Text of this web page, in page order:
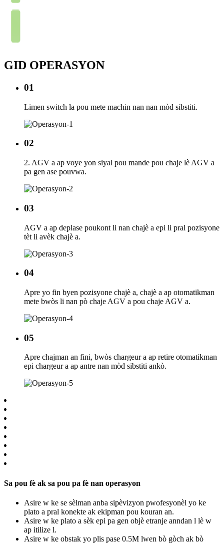
GID OPERASYON
01
Limen switch la pou mete machin nan nan mòd sibstiti.
02
2. AGV a ap voye yon siyal pou mande pou chaje lè AGV a
pa gen ase pouvwa.
03
AGV a ap deplase poukont li nan chajè a epi li pral pozisyone
tèt li avèk chajè a.
04
Apre yo fin byen pozisyone chajè a, chajè a ap otomatikman
mete bwòs li nan pò chaje AGV a pou chaje AGV a.
05
Apre chajman an fini, bwòs chargeur a ap retire otomatikman
epi chargeur a ap antre nan mòd sibstiti ankò.
Sa pou fè ak sa pou pa fè nan operasyon
Asire w ke se sèlman anba sipèvizyon pwofesyonèl yo ke
plato a pral konekte ak ekipman pou kouran an.
Asire w ke plato a sèk epi pa gen objè etranje anndan l lè w
ap itilize l.
Asire w ke obstak yo plis pase 0.5M lwen bò gòch ak bò